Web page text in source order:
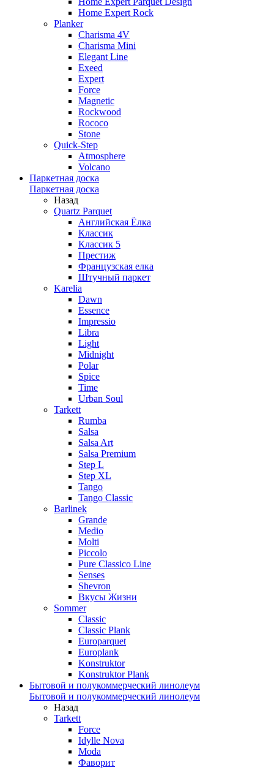
Home Expert Rock
Planker
Charisma 4V
Charisma Mini
Elegant Line
Exeed
Expert
Force
Magnetic
Rockwood
Rococo
Stone
Quick-Step
Atmosphere
Volcano
Паркетная доска
Паркетная доска
Назад
Quartz Parquet
Английская Ёлка
Классик
Классик 5
Престиж
Французская елка
Штучный паркет
Karelia
Dawn
Essence
Impressio
Libra
Light
Midnight
Polar
Spice
Time
Urban Soul
Tarkett
Rumba
Salsa
Salsa Art
Salsa Premium
Step L
Step XL
Tango
Tango Classic
Barlinek
Grande
Medio
Molti
Piccolo
Pure Classico Line
Senses
Shevron
Вкусы Жизни
Sommer
Classic
Classic Plank
Europarquet
Europlank
Konstruktor
Konstruktor Plank
Бытовой и полукоммерческий линолеум
Бытовой и полукоммерческий линолеум
Назад
Tarkett
Force
Idylle Nova
Moda
Фаворит